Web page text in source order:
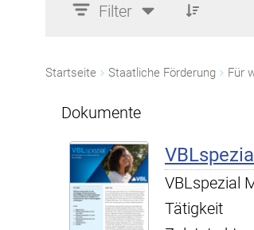
Filter
Startseite Staatliche Förderung Für
Dokumente
VBLspezial
Tätigkeit